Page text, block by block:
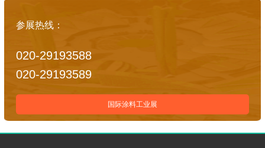
参展热线：
020-29193588
020-29193589
国际涂料工业展